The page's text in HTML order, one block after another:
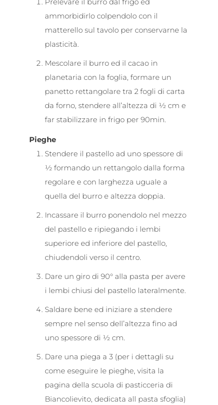
ammorbidirlo colpendolo con il
matterello sul tavolo per conservarne la
plasticità.
Mescolare il burro ed il cacao in
planetaria con la foglia, formare un
panetto rettangolare tra 2 fogli di carta
da forno, stendere all’altezza di ½ cm e
far stabilizzare in frigo per 90min.
Pieghe
Stendere il pastello ad uno spessore di
½ formando un rettangolo dalla forma
regolare e con larghezza uguale a
quella del burro e altezza doppia.
Incassare il burro ponendolo nel mezzo
del pastello e ripiegando i lembi
superiore ed inferiore del pastello,
chiudendoli verso il centro.
Dare un giro di 90° alla pasta per avere
i lembi chiusi del pastello lateralmente.
Saldare bene ed iniziare a stendere
sempre nel senso dell’altezza fino ad
uno spessore di ½ cm.
Dare una piega a 3 (per i dettagli su
come eseguire le pieghe, visita la
pagina della scuola di pasticceria di
Biancolievito, dedicata all pasta sfoglia)